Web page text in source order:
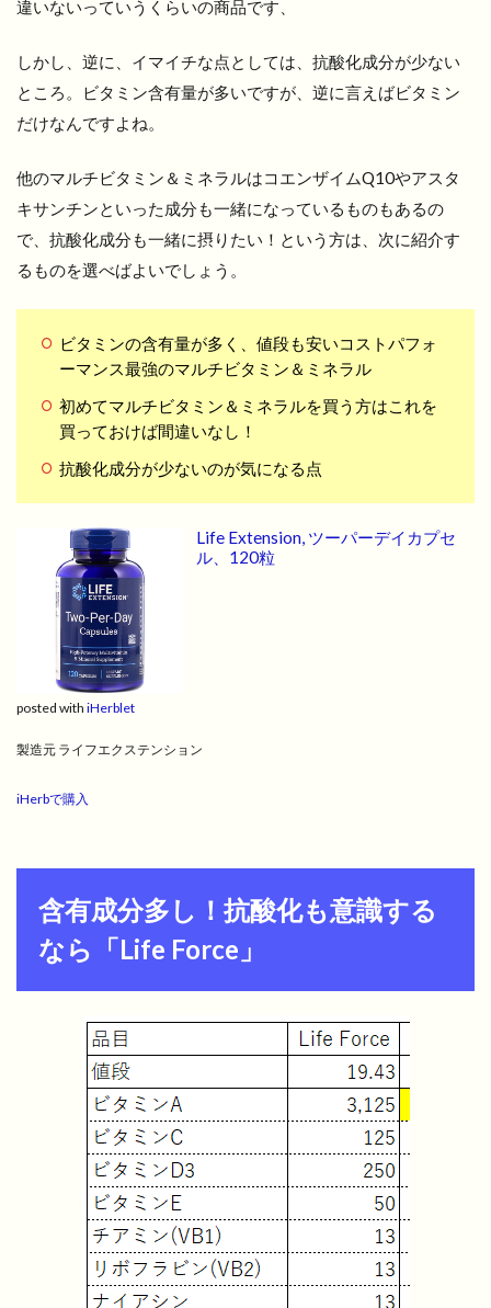
違いないっていうくらいの商品です、
しかし、逆に、イマイチな点としては、抗酸化成分が少ない
ところ。ビタミン含有量が多いですが、逆に言えばビタミン
だけなんですよね。
他のマルチビタミン＆ミネラルはコエンザイムQ10やアスタ
キサンチンといった成分も一緒になっているものもあるの
で、抗酸化成分も一緒に摂りたい！という方は、次に紹介す
るものを選べばよいでしょう。
ビタミンの含有量が多く、値段も安いコストパフォ
ーマンス最強のマルチビタミン＆ミネラル
初めてマルチビタミン＆ミネラルを買う方はこれを
買っておけば間違いなし！
抗酸化成分が少ないのが気になる点
Life Extension, ツーパーデイカプセ
ル、120粒
posted with iHerblet
製造元 ライフエクステンション
iHerbで購入
含有成分多し！抗酸化も意識する
なら「Life Force」